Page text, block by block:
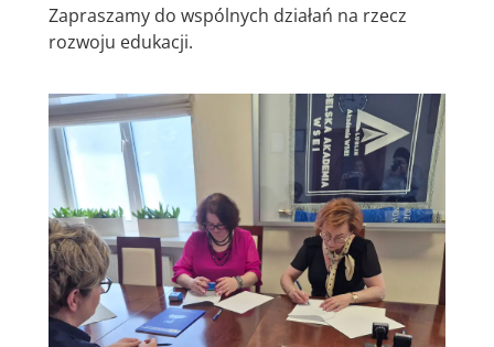
Zapraszamy do wspólnych działań na rzecz
rozwoju edukacji.